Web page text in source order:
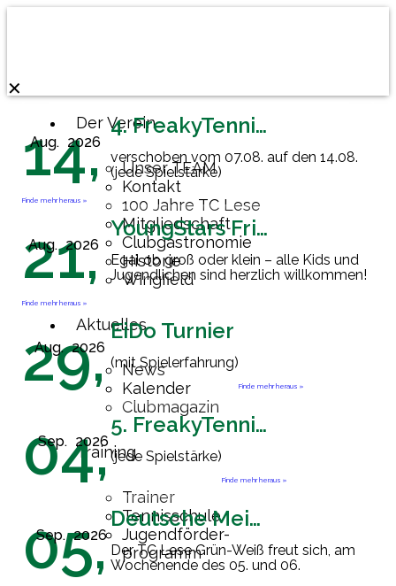
✕
Der Verein
Unser TEAM
Kontakt
100 Jahre TC Lese
Mitgliedschaft
Clubgastronomie
Historie
Wingfield
Aktuelles
News
Kalender
Clubmagazin
Training
Trainer
Tennisschule
Jugendförder-
programm
Aug.
14,
2026
4. FreakyTennisFriday
verschoben vom 07.08. auf den 14.08.
(jede Spielstärke)
Finde mehr heraus »
Aug.
21,
2026
YoungStars Friday
Egal ob groß oder klein – alle Kids und
Jugendlichen sind herzlich willkommen!
Finde mehr heraus »
Aug.
29,
2026
EiDo Turnier
(mit Spielerfahrung)
Finde mehr heraus »
Sep.
04,
2026
5. FreakyTennisFriday
(jede Spielstärke)
Finde mehr heraus »
Sep.
05,
2026
Deutsche Meisterschaft Herren 60
Der TC Lese Grün-Weiß freut sich, am
Wochenende des 05. und 06.